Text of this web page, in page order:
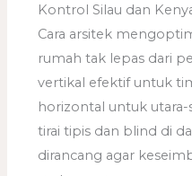
Kontrol Silau dan
Cara arsitek
rumah tak lepas dari
vertikal efektif untuk
horizontal untuk
tirai tipis dan blind di
dirancang agar